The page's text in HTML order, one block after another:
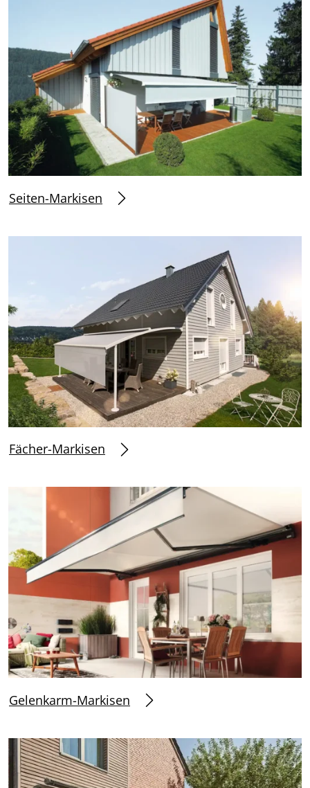
Seiten-Markisen
Fächer-Markisen
Gelenkarm-Markisen